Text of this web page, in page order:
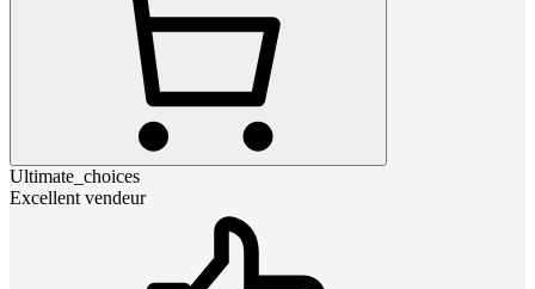
Ultimate_choices
Excellent vendeur